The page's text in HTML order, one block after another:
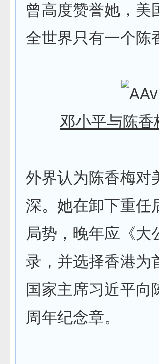
曾高度赞誉她，美
全世界只有一个陈
邓小平与陈
外界认为陈香梅对
深。她在卸下重任
局势，晚年应《大
录，并选择香港为
国家主席习近平向
周年纪念章。